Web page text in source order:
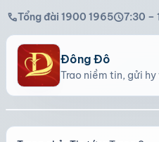
callTổng đài 1900 1965schedule7:30 –
Đông Đô
Trao niềm tin, gửi hy